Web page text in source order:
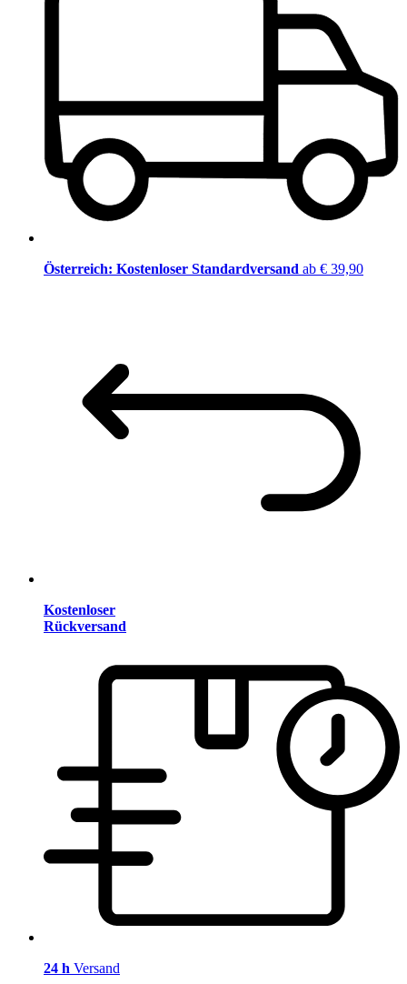
Österreich: Kostenloser Standardversand ab € 39,90
Kostenloser
Rückversand
24 h Versand